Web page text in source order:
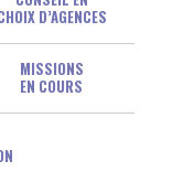
D’AGENCES
MISSIONS
EN COURS